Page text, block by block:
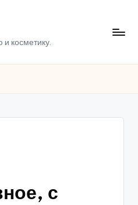
косметику.
с